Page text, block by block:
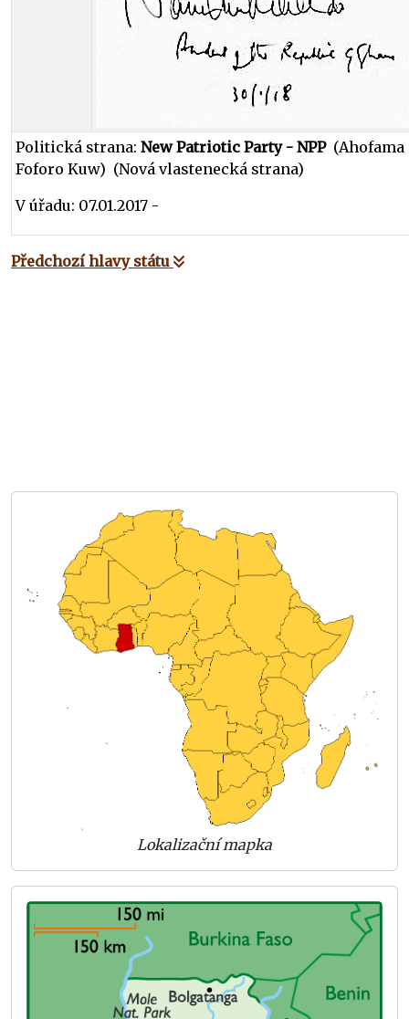
Politická strana: New Patriotic Party - NPP(Ahofama
Foforo Kuw) (Nová vlastenecká strana)
V úřadu: 07.01.2017 -
Předchozí hlavy státu
Lokalizační mapka